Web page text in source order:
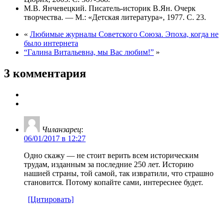
М.В. Янчевецкий. Писатель-историк В.Ян. Очерк
творчества. — М.: «Детская литература», 1977. С. 23.
« Любимые журналы Советского Союза. Эпоха, когда не
было интернета
“Галина Витальевна, мы Вас любим!” »
3 комментария
Чиланзарец:
06/01/2017 в 12:27
Одно скажу — не стоит верить всем историческим
трудам, изданным за последние 250 лет. Историю
нашией страны, той самой, так извратили, что страшно
становится. Потому копайте сами, интереснее будет.
[Цитировать]